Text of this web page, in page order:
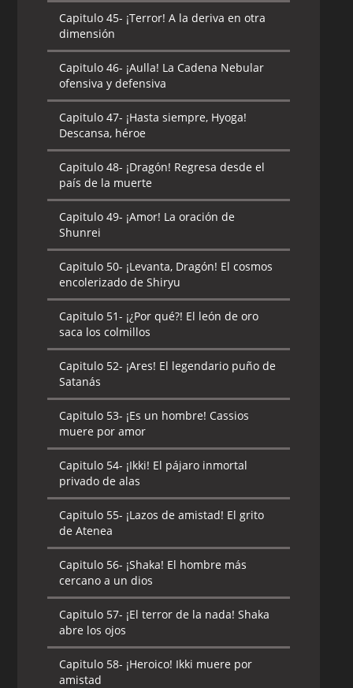
Capitulo 45- ¡Terror! A la deriva en otra
dimensión
Capitulo 46- ¡Aulla! La Cadena Nebular
ofensiva y defensiva
Capitulo 47- ¡Hasta siempre, Hyoga!
Descansa, héroe
Capitulo 48- ¡Dragón! Regresa desde el
país de la muerte
Capitulo 49- ¡Amor! La oración de
Shunrei
Capitulo 50- ¡Levanta, Dragón! El cosmos
encolerizado de Shiryu
Capitulo 51- ¡¿Por qué?! El león de oro
saca los colmillos
Capitulo 52- ¡Ares! El legendario puño de
Satanás
Capitulo 53- ¡Es un hombre! Cassios
muere por amor
Capitulo 54- ¡Ikki! El pájaro inmortal
privado de alas
Capitulo 55- ¡Lazos de amistad! El grito
de Atenea
Capitulo 56- ¡Shaka! El hombre más
cercano a un dios
Capitulo 57- ¡El terror de la nada! Shaka
abre los ojos
Capitulo 58- ¡Heroico! Ikki muere por
amistad